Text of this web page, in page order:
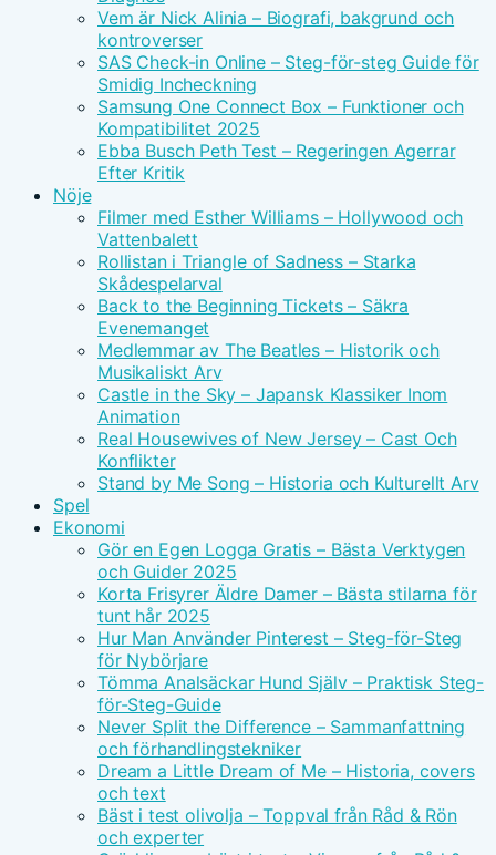
Vem är Nick Alinia – Biografi, bakgrund och
kontroverser
SAS Check-in Online – Steg-för-steg Guide för
Smidig Incheckning
Samsung One Connect Box – Funktioner och
Kompatibilitet 2025
Ebba Busch Peth Test – Regeringen Agerrar
Efter Kritik
Nöje
Filmer med Esther Williams – Hollywood och
Vattenbalett
Rollistan i Triangle of Sadness – Starka
Skådespelarval
Back to the Beginning Tickets – Säkra
Evenemanget
Medlemmar av The Beatles – Historik och
Musikaliskt Arv
Castle in the Sky – Japansk Klassiker Inom
Animation
Real Housewives of New Jersey – Cast Och
Konflikter
Stand by Me Song – Historia och Kulturellt Arv
Spel
Ekonomi
Gör en Egen Logga Gratis – Bästa Verktygen
och Guider 2025
Korta Frisyrer Äldre Damer – Bästa stilarna för
tunt hår 2025
Hur Man Använder Pinterest – Steg-för-Steg
för Nybörjare
Tömma Analsäckar Hund Själv – Praktisk Steg-
för-Steg-Guide
Never Split the Difference – Sammanfattning
och förhandlingstekniker
Dream a Little Dream of Me – Historia, covers
och text
Bäst i test olivolja – Toppval från Råd & Rön
och experter